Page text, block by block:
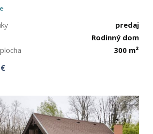
predaj
Rodinný dom
300 m²